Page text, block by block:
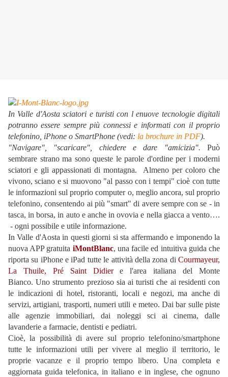
In Valle d'Aosta sciatori e turisti con l enuove tecnologie digitali
potranno essere sempre più connessi e informati con il proprio
telefonino, iPhone o SmartPhone (vedi: la brochure in PDF).
"Navigare", "scaricare", chiedere e dare "amicizia". Può
sembrare strano ma sono queste le parole d'ordine per i moderni
sciatori e gli appassionati di montagna. Almeno per coloro che
vivono, sciano e si muovono "al passo con i tempi" cioè con tutte
le informazioni sul proprio computer o, meglio ancora, sul proprio
telefonino, consentendo ai più "smart" di avere sempre con se - in
tasca, in borsa, in auto e anche in ovovia e nella giacca a vento….
- ogni possibile e utile informazione.
In Valle d'Aosta in questi giorni si sta affermando e imponendo la
nuova APP gratuita iMontBlanc, una facile ed intuitiva guida che
riporta su iPhone e iPad tutte le attività della zona di Courmayeur,
La Thuile, Pré Saint Didiere l'area italiana del Monte
Bianco. Uno strumento prezioso sia ai turisti che ai residenti con
le indicazioni di hotel, ristoranti, locali e negozi, ma anche di
servizi, artigiani, trasporti, numeri utili e meteo. Dai bar sulle piste
alle agenzie immobiliari, dai noleggi sci ai cinema, dalle
lavanderie a farmacie, dentisti e pediatri.
Cioè, la possibilità di avere sul proprio telefonino/smartphone
tutte le informazioni utili per vivere al meglio il territorio, le
proprie vacanze e il proprio tempo libero. Una completa e
aggiornata guida telefonica, in italiano e in inglese, che ognuno